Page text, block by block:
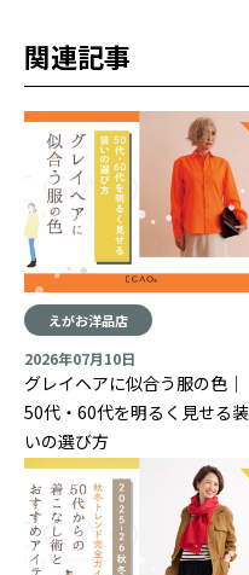
関連記事
えがお洋品店
2026年07月10日
グレイヘアに似合う服の色｜
50代・60代を明るく見せる装
いの選び方